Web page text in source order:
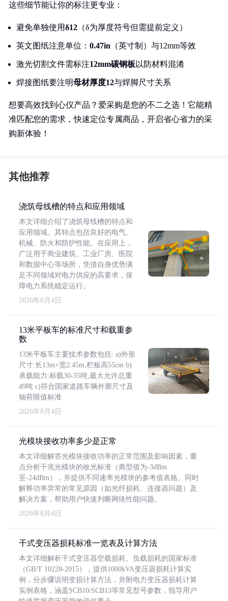
这些细节能让你的标注更专业：
避免单独使用δ12 （δ为厚度符号但需提前定义）
英文图纸注意单位： 0.47in （英寸制）与12mm等效
激光切割文件需标注12mm碳钢板 以防材料混淆
焊接图纸要注明母材厚度12与焊脚尺寸关系
想要高效找到心仪产品？爱采购是您的不二之选！它能精
准匹配您的需求，快速定位专属商品，开启省心省力的采
购新体验！
其他推荐
浇筑母线槽的特点和应用领域
本文详细介绍了浇筑母线槽的特点和
应用领域。其特点包括良好的电气、
机械、防火和防护性能。在应用上，
广泛用于商业建筑、工业厂房、医院
和数据中心等场所，凭借自身优势满
足不同领域对电力供应的高要求，保
障电力系统稳定运行。
2026年8月4日
13米平板车的标准尺寸和载重参
数
13米平板车主要技术参数包括: a)外形
尺寸:长13m×宽2.45m,栏板高55cm b)
承载能力:标载30-35吨,最大允许总重
49吨 c)符合国家道路车辆外廓尺寸及
轴荷限值标准
2026年8月4日
光模块接收功率多少是正常
本文详细解答光模块接收功率的正常范围及影响因素，重
点分析千兆光模块的收光标准（典型值为-3dBm
至-24dBm），并提供不同速率光模块的参考值表格。同时
解释功率异常的常见原因（如光纤损耗、连接器问题）及
解决方案，帮助用户快速判断网络性能问题。
2026年8月4日
干式变压器损耗标准一览表及计算方法
本文详细解析干式变压器空载损耗、负载损耗的国家标准
（GB/T 10228-2015），提供1000kVA变压器损耗计算实
例，分步骤说明变损计算方法，并附电力变压器损耗计算
实例表格，涵盖SCB10/SCB13等常见型号参数，指导用户